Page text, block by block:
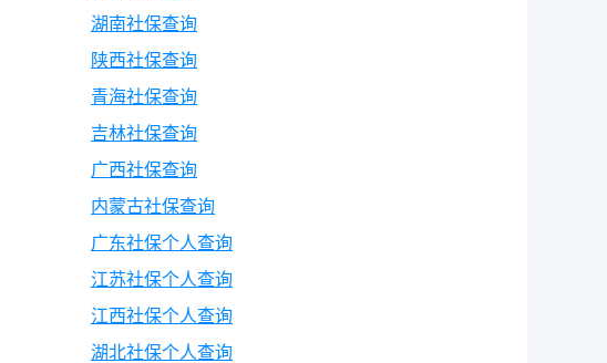
湖南社保查询
陕西社保查询
青海社保查询
吉林社保查询
广西社保查询
内蒙古社保查询
广东社保个人查询
江苏社保个人查询
江西社保个人查询
湖北社保个人查询